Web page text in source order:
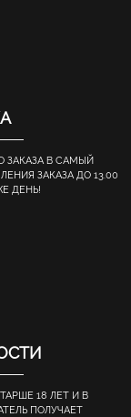
ЗАКАЗА В САМЫЙ
ЗАКАЗА ДО 13.00
ДЕНЬ!
18 ЛЕТ И В
ПОЛУЧАЕТ